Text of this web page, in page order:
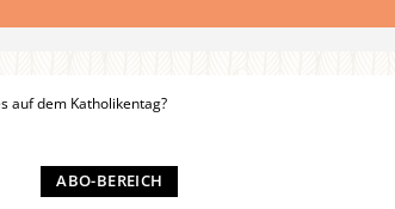
auf dem Katholikentag?